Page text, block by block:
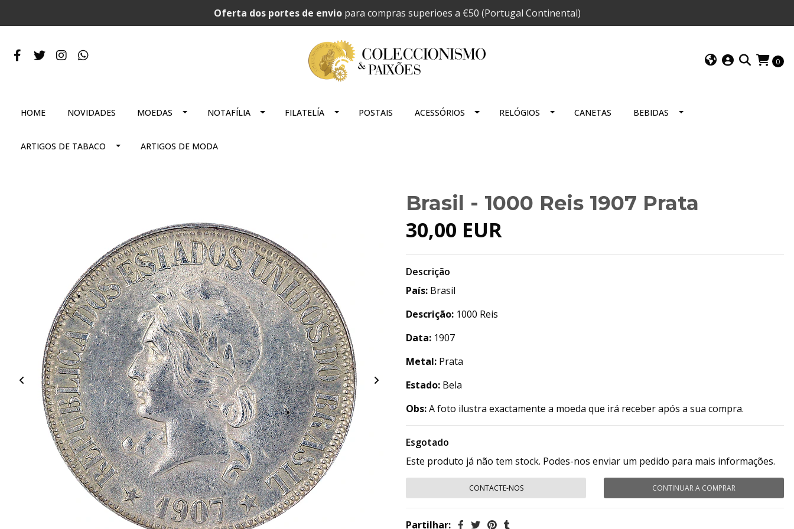
Oferta dos portes de enviopara compras superioes a €50 (Portugal Continental)
0
HOME NOVIDADES MOEDAS NOTAFÍLIA FILATELÍA POSTAIS ACESSÓRIOS RELÓGIOS CANETAS BEBIDAS
ARTIGOS DE TABACO ARTIGOS DE MODA
Brasil - 1000 Reis 1907 Prata
30,00 EUR
Descrição
País: Brasil
Descrição: 1000 Reis
Data: 1907
Metal: Prata
Estado: Bela
Obs:A foto ilustra exactamente a moeda que irá receber após a sua compra.
Esgotado
Este produto já não tem stock. Podes-nos enviar um pedido para mais informações.
CONTACTE-NOS CONTINUAR A COMPRAR
Partilhar: